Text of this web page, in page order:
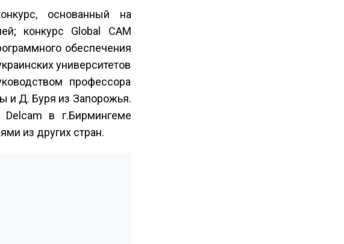
основанный на
конкурс Global CAM
обеспечения
университетов
профессора
и Д. Буря из Запорожья.
в г.Бирмингеме
из других стран.